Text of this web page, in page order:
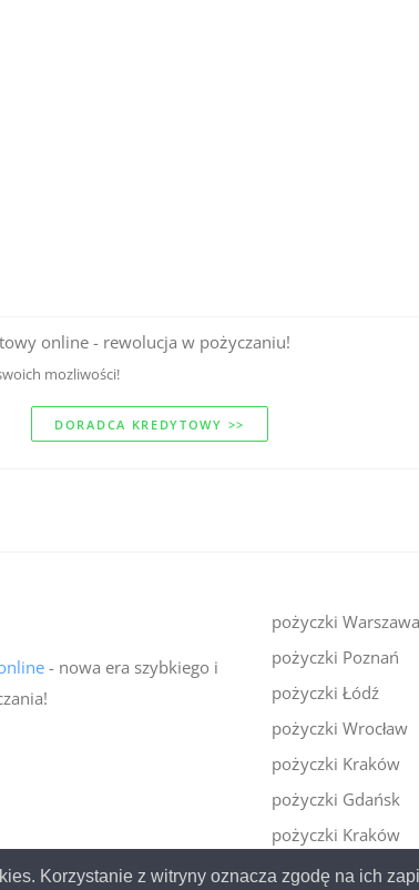
Korzystanie z witryny oznacza zgodę na ich
online - rewolucja w pożyczaniu!
mozliwości!
DORADCA KREDYTOWY >>
pożyczki Warszawa
pożyczki Poznań
pożyczki Łódź
pożyczki Wrocław
pożyczki Kraków
pożyczki Gdańsk
pożyczki Kraków
- nowa era szybkiego i